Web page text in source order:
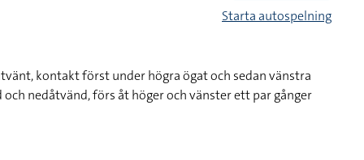
Starta autospelning
kontakt först under högra ögat och sedan vänstra
nedåtvänd, förs åt höger och vänster ett par gånger